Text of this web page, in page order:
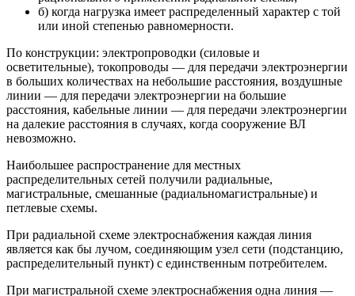
б) когда нагрузка имеет распределенный характер с той
или иной степенью равномерности.
По конструкции: электропроводки (силовые и
осветительные), токопроводы — для передачи электроэнергии
в больших количествах на небольшие расстояния, воздушные
линии — для передачи электроэнергии на большие
расстояния, кабельные линии — для передачи электроэнергии
на далекие расстояния в случаях, когда сооружение ВЛ
невозможно.
Наибольшее распространение для местных
распределительных сетей получили радиальные,
магистральные, смешанные (радиальномагистральные) и
петлевые схемы.
При радиальной схеме электроснабжения каждая линия
является как бы лучом, соединяющим узел сети (подстанцию,
распределительный пункт) с единственным потребителем.
При магистральной схеме электроснабжения одна линия —